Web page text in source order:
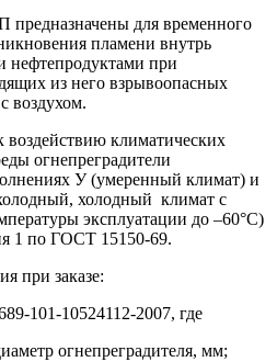
предназначены для временного
пламени внутрь
нефтепродуктами при
из него взрывоопасных
воздухом.
климатических
огнепреградители
У (умеренный климат) и
холодный климат с
эксплуатации до –60°С)
1 по ГОСТ 15150-69.
при заказе:
101-10524112-2007, где
огнепреградителя, мм;